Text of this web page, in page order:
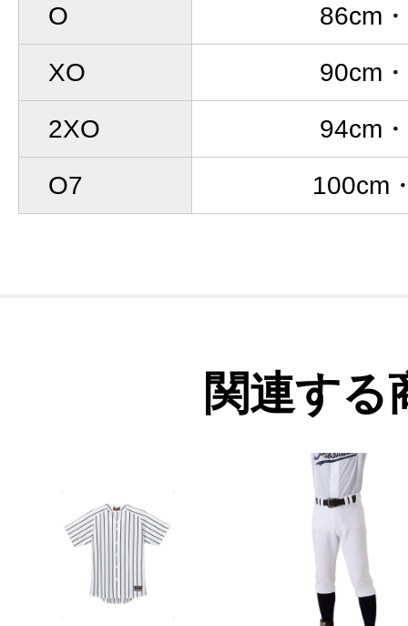
O
86cm
XO
90cm
2XO
94cm
O7
100cm
関連する